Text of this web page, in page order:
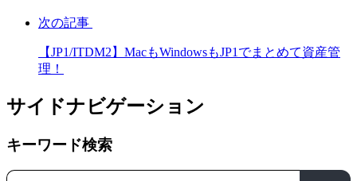
次の記事
【JP1/ITDM2】MacもWindowsもJP1でまとめて資産管
理！
サイドナビゲーション
キーワード検索